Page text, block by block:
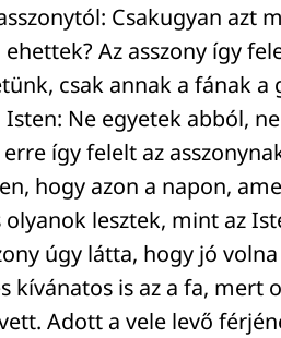
Csakugyan azt
Az asszony így
csak annak a fának a
Ne egyetek abból,
így felelt az
hogy azon a napon,
lesztek, mint az
úgy látta, hogy jó
kívánatos is az a fa, mert
Adott a vele levő